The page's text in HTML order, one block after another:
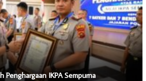
Penghargaan IKPA Sempurna